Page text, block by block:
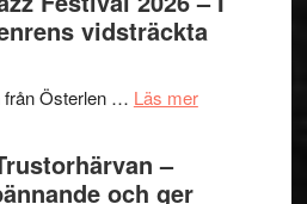
och
Dana
grönaste
gräset
en
hjärtevarm
vidsträckta
från Österlen … Läs merom
–
och ger